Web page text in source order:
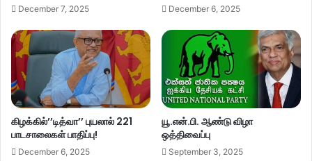
December 7, 2025 December 6, 2025
கிழக்கில்’’டித்வா’’ புயலால் 221
பாடசாலைகள் பாதிப்பு!
December 6, 2025
யூ.என்.பி. ஆண்டு விழா
ஒத்திவைப்பு
September 3, 2025